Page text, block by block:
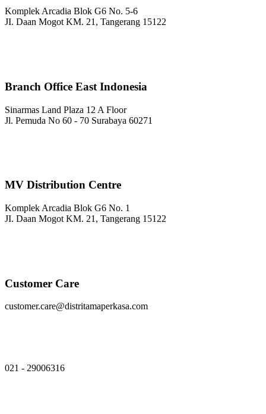
Komplek Arcadia Blok G6 No. 5-6
JI. Daan Mogot KM. 21, Tangerang 15122
Branch Office East Indonesia
Sinarmas Land Plaza 12 A Floor
Jl. Pemuda No 60 - 70 Surabaya 60271
MV Distribution Centre
Komplek Arcadia Blok G6 No. 1
JI. Daan Mogot KM. 21, Tangerang 15122
Customer Care
customer.care@distritamaperkasa.com
021 - 29006316